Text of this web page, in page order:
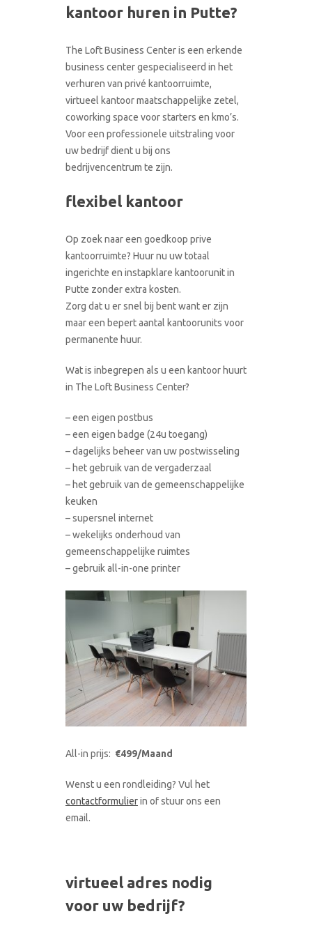
CONTACT
kantoor huren in Putte?
The Loft Business Center is een erkende
business center gespecialiseerd in het
verhuren van privé kantoorruimte,
virtueel kantoor maatschappelijke zetel,
coworking space voor starters en kmo’s.
Voor een professionele uitstraling voor
uw bedrijf dient u bij ons
bedrijvencentrum te zijn.
flexibel kantoor
Op zoek naar een goedkoop prive
kantoorruimte? Huur nu uw totaal
ingerichte en instapklare kantoorunit in
Putte zonder extra kosten.
Zorg dat u er snel bij bent want er zijn
maar een bepert aantal kantoorunits voor
permanente huur.
Wat is inbegrepen als u een kantoor huurt
in The Loft Business Center?
– een eigen postbus
– een eigen badge (24u toegang)
– dagelijks beheer van uw postwisseling
– het gebruik van de vergaderzaal
– het gebruik van de gemeenschappelijke
keuken
– supersnel internet
– wekelijks onderhoud van
gemeenschappelijke ruimtes
– gebruik all-in-one printer
All-in prijs: €499/Maand
Wenst u een rondleiding? Vul het
contactformulierin of stuur ons een
email.
virtueel adres nodig
voor uw bedrijf?